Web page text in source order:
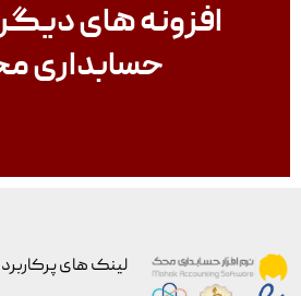
افزونه های دیگر
حسابداری
لینک های پرکاربرد